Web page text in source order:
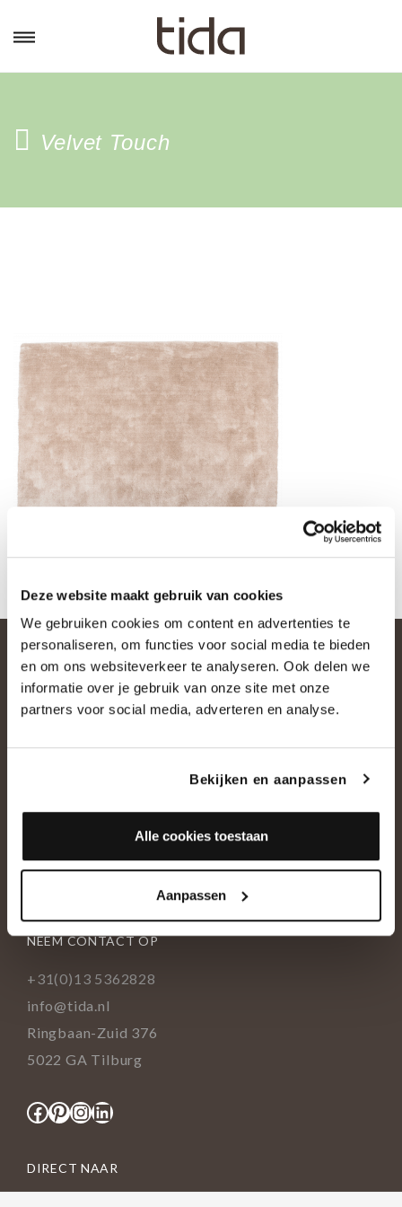
Deze website maakt gebruik van cookies
We gebruiken cookies om content en advertenties te
personaliseren, om functies voor social media te bieden
en om ons websiteverkeer te analyseren. Ook delen we
informatie over je gebruik van onze site met onze
partners voor social media, adverteren en analyse.
Bekijken en aanpassen
Alle cookies toestaan
Aanpassen
Velvet Touch
Velvet Touch
Ons team
NEEM CONTACT OP
+31(0)13 5362828
info@tida.nl
Ringbaan-Zuid 376
5022 GA Tilburg
Facebook
Pinterest
Instagram
LinkedIn
DIRECT NAAR